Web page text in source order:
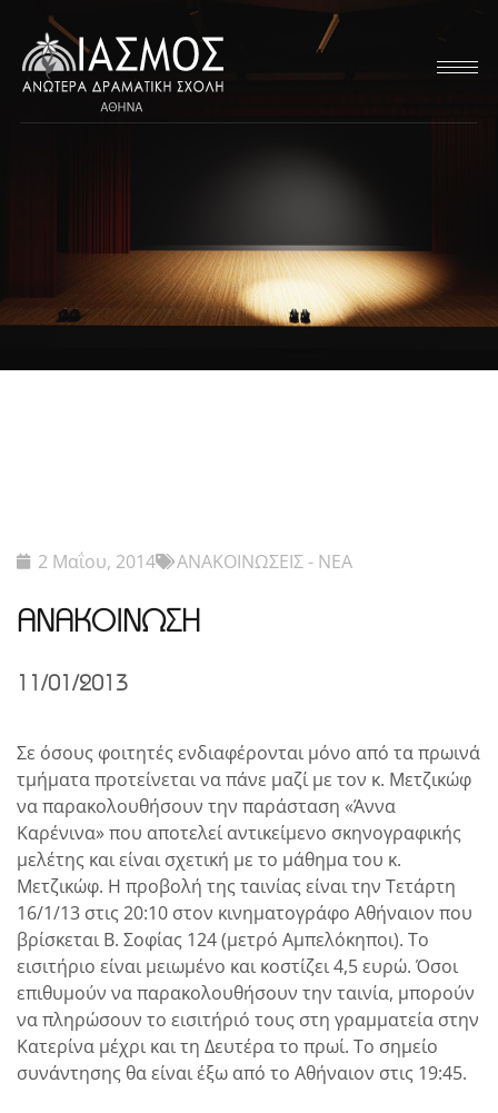
2 Μαΐου, 2014 ΑΝΑΚΟΙΝΩΣΕΙΣ - ΝΕΑ
ΑΝΑΚΟΙΝΩΣΗ
11/01/2013
Σε όσους φοιτητές ενδιαφέρονται μόνο από τα πρωινά
τμήματα προτείνεται να πάνε μαζί με τον κ. Μετζικώφ
να παρακολουθήσουν την παράσταση «Άννα
Καρένινα» που αποτελεί αντικείμενο σκηνογραφικής
μελέτης και είναι σχετική με το μάθημα του κ.
Μετζικώφ. Η προβολή της ταινίας είναι την Τετάρτη
16/1/13 στις 20:10 στον κινηματογράφο Αθήναιον που
βρίσκεται Β. Σοφίας 124 (μετρό Αμπελόκηποι). Το
εισιτήριο είναι μειωμένο και κοστίζει 4,5 ευρώ. Όσοι
επιθυμούν να παρακολουθήσουν την ταινία, μπορούν
να πληρώσουν το εισιτήριό τους στη γραμματεία στην
Κατερίνα μέχρι και τη Δευτέρα το πρωί. Το σημείο
συνάντησης θα είναι έξω από το Αθήναιον στις 19:45.